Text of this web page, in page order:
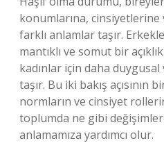
konumlarına,
farklı anlamlar taşır.
mantıklı ve somut bir
kadınlar için daha
taşır. Bu iki bakış açısının
normların ve cinsiyet
toplumda ne gibi
anlamamıza yardımcı olur.